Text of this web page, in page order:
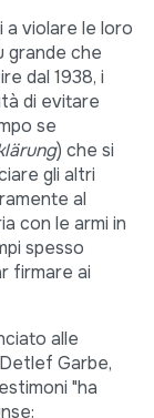
a violare le loro
grande che
dal 1938, i
di evitare
se
) che si
gli altri
al
con le armi in
spesso
firmare ai
alle
Garbe,
"ha